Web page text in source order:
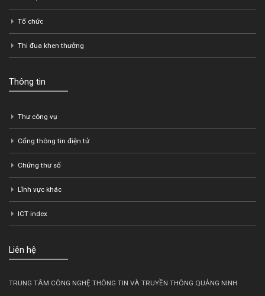
Tài liệu chuyên ngành
Tiêu chuẩn kỹ thuật
Tổ chức
Thi đua khen thưởng